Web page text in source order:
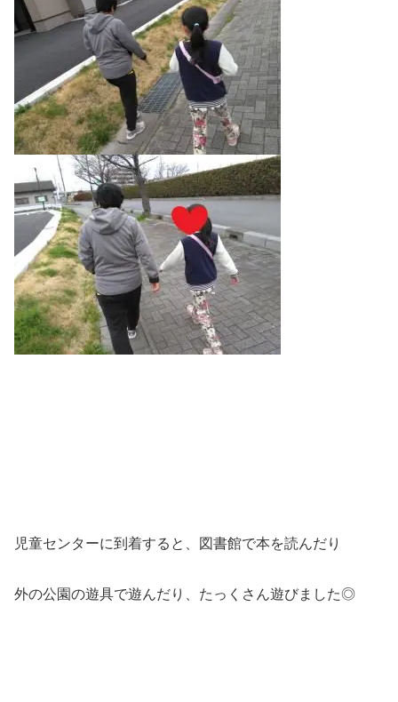
児童センターに到着すると、図書館で本を読んだり
外の公園の遊具で遊んだり、たっくさん遊びました◎